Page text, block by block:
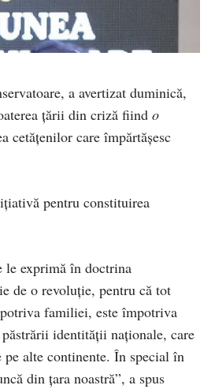
a avertizat duminică,
țării din criză fiind o
cetățenilor care împărtășesc
pentru constituirea
le exprimă în doctrina
de o revoluție, pentru că tot
familiei, este împotriva
identității naționale, care
alte continente. În special în
din țara noastră”, a spus